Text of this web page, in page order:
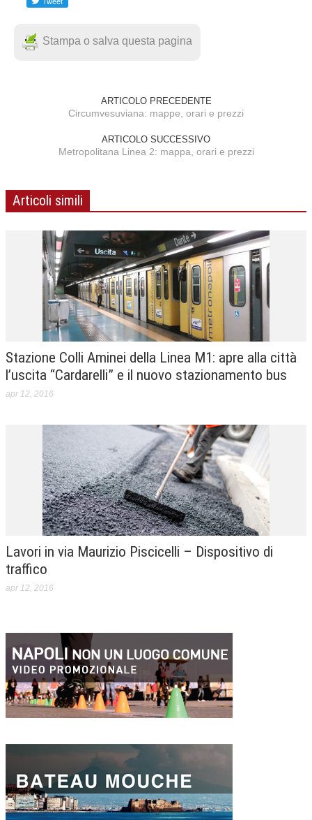
Stampa o salva questa pagina
ARTICOLO PRECEDENTE
Circumvesuviana: mappe, orari e prezzi
ARTICOLO SUCCESSIVO
Metropolitana Linea 2: mappa, orari e prezzi
Articoli simili
Stazione Colli Aminei della Linea M1: apre alla città
l’uscita “Cardarelli” e il nuovo stazionamento bus
apr 12, 2016
Lavori in via Maurizio Piscicelli – Dispositivo di
traffico
apr 12, 2016